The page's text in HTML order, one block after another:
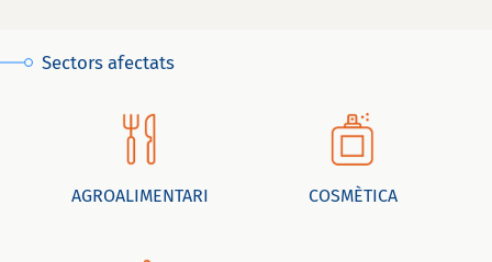
Sectors afectats
AGROALIMENTARI COSMÈTICA